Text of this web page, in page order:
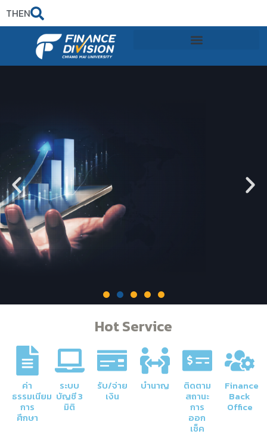
THEN
ภารกิจหลักของกองคลัง
การจัดการด้านการเงินและบัญชีของ
มหาวิทยาลัยให้มีความโปร่งใสและมีประสิทธิภาพ
Hot Service
ค่า
ธรรมเนียม
การ
ศึกษา
ระบบ
บัญชี 3
มิติ
รับ/จ่าย
เงิน
บำนาญ ติดตาม
สถานะ
การ
ออก
เช็ค
Finance
Back
Office